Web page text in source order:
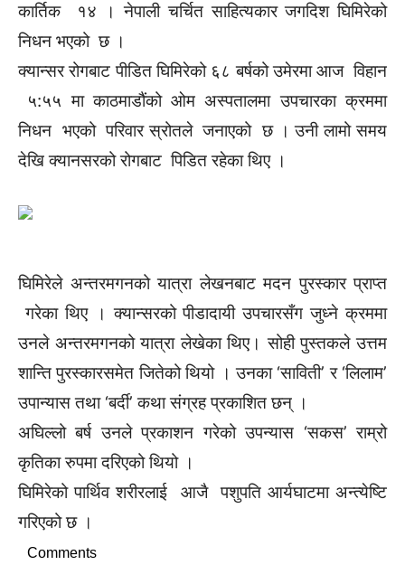
कार्तिक १४ । नेपाली चर्चित साहित्यकार जगदिश घिमिरेको
निधन भएको छ ।
क्यान्सर रोगबाट पीडित घिमिरेको ६८ बर्षको उमेरमा आज विहान
५:५५ मा काठमाडौंको ओम अस्पतालमा उपचारका क्रममा
निधन भएको परिवार स्रोतले जनाएको छ । उनी लामो समय
देखि क्यानसरको रोगबाट पिडित रहेका थिए ।
घिमिरेले अन्तरमगनको यात्रा लेखनबाट मदन पुरस्कार प्राप्त
गरेका थिए । क्यान्सरको पीडादायी उपचारसँग जुध्ने क्रममा
उनले अन्तरमगनको यात्रा लेखेका थिए। सोही पुस्तकले उत्तम
शान्ति पुरस्कारसमेत जितेको थियो । उनका ‘साविती’ र ‘लिलाम’
उपान्यास तथा ‘बर्दी’ कथा संग्रह प्रकाशित छन् ।
अघिल्लो बर्ष उनले प्रकाशन गरेको उपन्यास ‘सकस’ राम्रो
कृतिका रुपमा दरिएको थियो ।
घिमिरेको पार्थिव शरीरलाई आजै पशुपति आर्यघाटमा अन्त्येष्टि
गरिएको छ ।
Comments